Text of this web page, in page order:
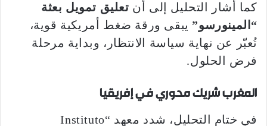
كما أشار التحليل إلى أن تعليق تمويل بعثة
“المينورسو”يبقى ورقة ضغط أمريكية قوية،
تُعبّر عن نهاية سياسة الانتظار، وبداية مرحلة
فرض الحلول.
المغرب شريك محوري في إفريقيا
في ختام التحليل، شدد معهد “Instituto